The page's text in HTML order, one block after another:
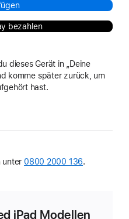
bezahlen
dieses Gerät in „Deine
komme später zurück, um
hast.
unter 0800 2000 136.
iPad Modellen